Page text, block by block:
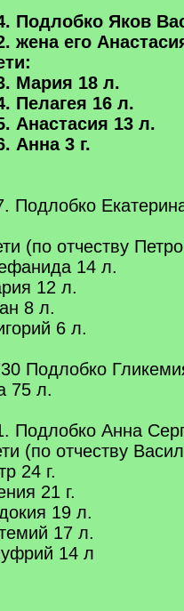
Подлобко Яков
жена его
Мария 18 л.
Пелагея 16 л.
Анастасия 13 л.
Анна 3 г.
Подлобко
(по отчеству
14 л.
12 л.
8 л.
6 л.
Подлобко
75 л.
Подлобко Анна
(по отчеству
24 г.
21 г.
19 л.
17 л.
14 л